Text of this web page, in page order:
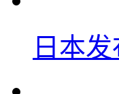
日本